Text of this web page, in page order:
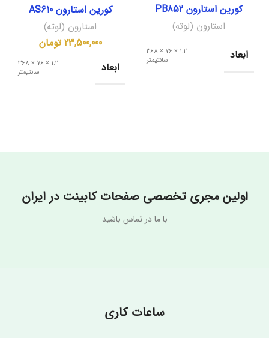
کورین استارون PB852
استارون (لوته)
ابعاد
1.2 × 76 × 368
سانتیمتر
کورین استارون AS610
استارون (لوته)
23,500,000 تومان
ابعاد
1.2 × 76 × 368
سانتیمتر
AS610
اولین مجری تخصصی صفحات کابینت در ایران
با ما در تماس باشید
ساعات کاری